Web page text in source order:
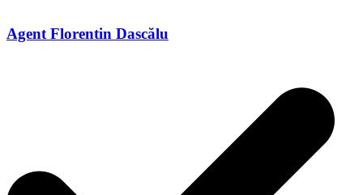
Agent Florentin Dascălu